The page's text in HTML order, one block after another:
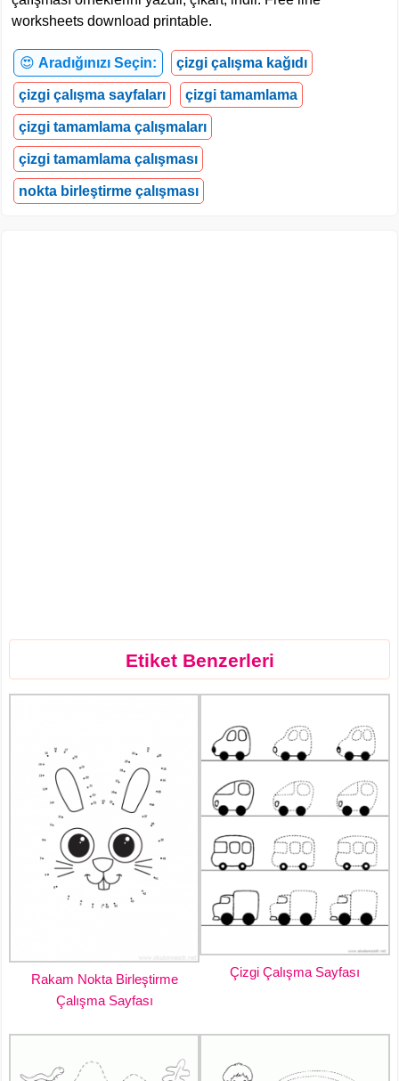
worksheets download printable.
😍 Aradığınızı Seçin: çizgi çalışma kağıdı
çizgi çalışma sayfaları çizgi tamamlama
çizgi tamamlama çalışmaları
çizgi tamamlama çalışması
nokta birleştirme çalışması
Etiket Benzerleri
Rakam Nokta Birleştirme
Çalışma Sayfası
Çizgi Çalışma Sayfası